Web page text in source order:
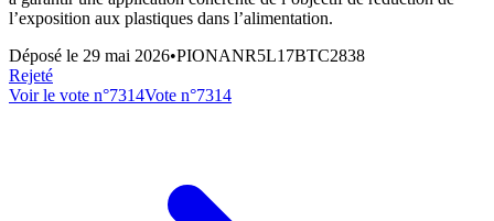
l’exposition aux plastiques dans l’alimentation.
Déposé le 29 mai 2026•PIONANR5L17BTC2838
Rejeté
Voir le vote n°7314Vote n°7314